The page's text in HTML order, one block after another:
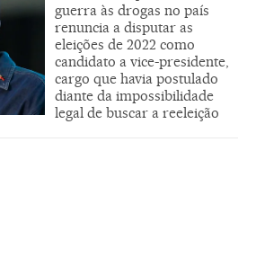
guerra às drogas no país
renuncia a disputar as
eleições de 2022 como
candidato a vice-presidente,
cargo que havia postulado
diante da impossibilidade
legal de buscar a reeleição